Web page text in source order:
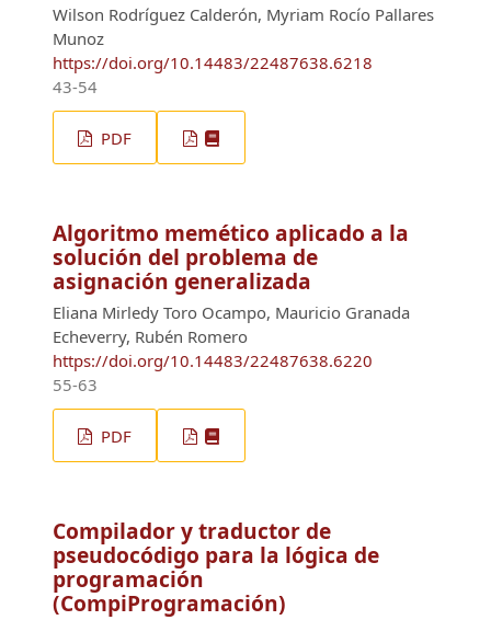
Wilson Rodríguez Calderón, Myriam Rocío Pallares
Munoz
https://doi.org/10.14483/22487638.6218
43-54
PDF
Algoritmo memético aplicado a la
solución del problema de
asignación generalizada
Eliana Mirledy Toro Ocampo, Mauricio Granada
Echeverry, Rubén Romero
https://doi.org/10.14483/22487638.6220
55-63
PDF
Compilador y traductor de
pseudocódigo para la lógica de
programación
(CompiProgramación)